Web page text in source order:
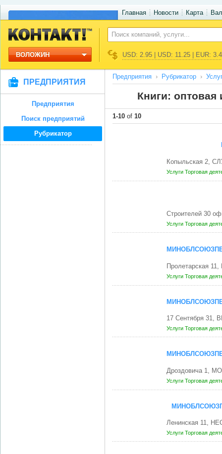
Главная Новости Карта
ВОЛОЖИН USD: 2.95 | USD: 11.25 | EUR:
ПРЕДПРИЯТИЯ
Предприятия
Поиск предприятий
Рубрикатор
Предприятия Рубрикатор
Книги: оптовая
1-10 of 10
Копыльская 2,
Услуги Торговая
Строителей 30
Услуги Торговая
Пролетарская
Услуги Торговая
17 Сентября 31,
Услуги Торговая
Дроздовича 1,
Услуги Торговая
Ленинская 11,
Услуги Торговая